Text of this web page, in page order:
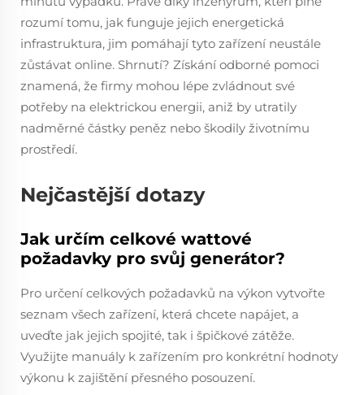
rozumí tomu, jak funguje jejich energetická
infrastruktura, jim pomáhají tyto zařízení neustále
zůstávat online. Shrnutí? Získání odborné pomoci
znamená, že firmy mohou lépe zvládnout své
potřeby na elektrickou energii, aniž by utratily
nadměrné částky peněz nebo škodily životnímu
prostředí.
Nejčastější dotazy
Jak určím celkové wattové
požadavky pro svůj generátor?
Pro určení celkových požadavků na výkon vytvořte
seznam všech zařízení, která chcete napájet, a
uveďte jak jejich spojité, tak i špičkové zátěže.
Využijte manuály k zařízením pro konkrétní hodnoty
výkonu k zajištění přesného posouzení.